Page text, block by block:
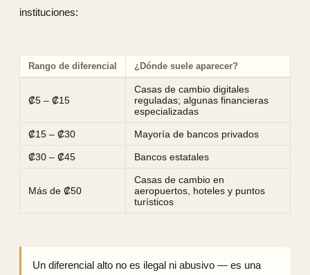
instituciones:
Rango de diferencial ¿Dónde suele aparecer?
₡5 – ₡15
Casas de cambio digitales
reguladas; algunas financieras
especializadas
₡15 – ₡30 Mayoría de bancos privados
₡30 – ₡45 Bancos estatales
Más de ₡50
Casas de cambio en
aeropuertos, hoteles y puntos
turísticos
Un diferencial alto no es ilegal ni abusivo — es una